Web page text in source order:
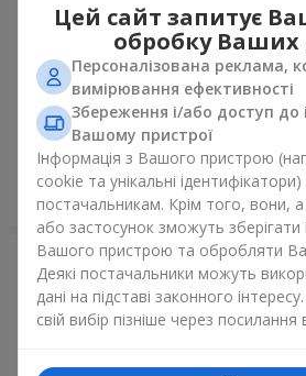
75 білих троянд
7 513 грн
Замовити
Цей сайт запитує
обробку Ваших
Персоналізована реклама,
вимірювання ефективності
Збереження і/або доступ до
Вашому пристрої
Інформація з Вашого пристрою
cookie та унікальні
постачальникам. Крім того, вони,
або застосунок зможуть зберігати
Вашого пристрою та обробляти
Деякі постачальники можуть
дані на підставі законного
свій вибір пізніше через посилання